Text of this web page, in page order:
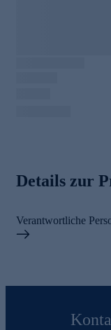
Details zur
Verantwortliche